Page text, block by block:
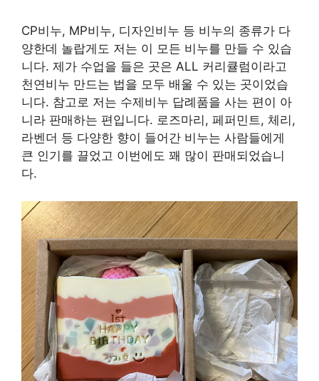
CP비누, MP비누, 디자인비누 등 비누의 종류가 다
양한데 놀랍게도 저는 이 모든 비누를 만들 수 있습
니다. 제가 수업을 들은 곳은 ALL 커리큘럼이라고
천연비누 만드는 법을 모두 배울 수 있는 곳이었습
니다. 참고로 저는 수제비누 답례품을 사는 편이 아
니라 판매하는 편입니다. 로즈마리, 페퍼민트, 체리,
라벤더 등 다양한 향이 들어간 비누는 사람들에게
큰 인기를 끌었고 이번에도 꽤 많이 판매되었습니
다.